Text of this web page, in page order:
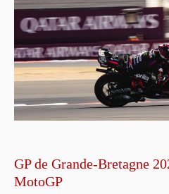
GP de Grande-Bretagne
MotoGP